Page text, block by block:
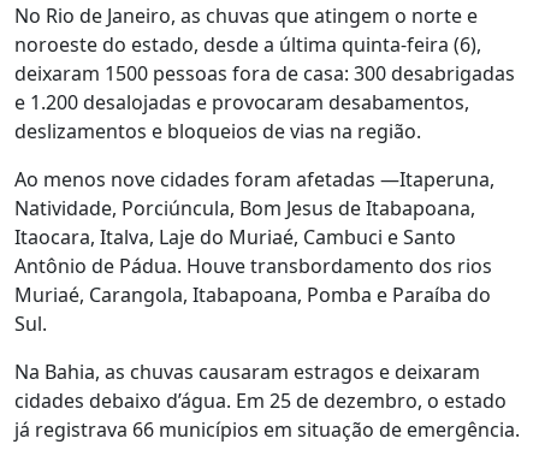
No Rio de Janeiro, as chuvas que atingem o norte e
noroeste do estado, desde a última quinta-feira (6),
deixaram 1500 pessoas fora de casa: 300 desabrigadas
e 1.200 desalojadas e provocaram desabamentos,
deslizamentos e bloqueios de vias na região.
Ao menos nove cidades foram afetadas —Itaperuna,
Natividade, Porciúncula, Bom Jesus de Itabapoana,
Itaocara, Italva, Laje do Muriaé, Cambuci e Santo
Antônio de Pádua. Houve transbordamento dos rios
Muriaé, Carangola, Itabapoana, Pomba e Paraíba do
Sul.
Na Bahia, as chuvas causaram estragos e deixaram
cidades debaixo d’água. Em 25 de dezembro, o estado
já registrava 66 municípios em situação de emergência.